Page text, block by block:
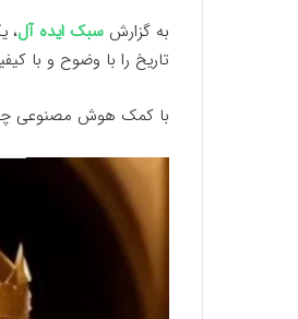
به گزارش سبک ایده آل،
تاریخ را با وضوح و با
با کمک هوش مصنوعی